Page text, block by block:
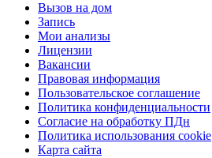
Вызов на дом
Запись
Мои анализы
Лицензии
Вакансии
Правовая информация
Пользовательское соглашение
Политика конфиденциальности
Согласие на обработку ПДн
Политика использования cookie
Карта сайта